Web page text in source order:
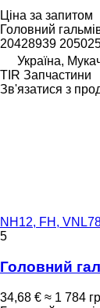
Ціна за запитом
Головний
20428939
Україна,
TIR Запчастини
Зв'язатися з
NH12, FH,
5
Головний
34,68 € ≈ 1 784